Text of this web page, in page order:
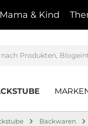
Mama & Kind
Backwaren